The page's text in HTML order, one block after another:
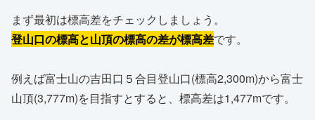
まず最初は標高差をチェックしましょう。
登山口の標高と山頂の標高の差が標高差です。
例えば富士山の吉田口５合目登山口(標高2,300m)から富士
山頂(3,777m)を目指すとすると、標高差は1,477mです。